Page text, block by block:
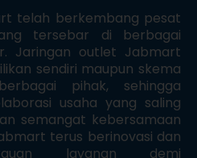
telah berkembang pesat
tersebar di berbagai
Jaringan outlet Jabmart
sendiri maupun skema
pihak, sehingga
usaha yang saling
semangat kebersamaan
terus berinovasi dan
layanan demi